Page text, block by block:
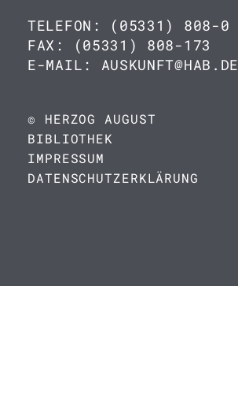
TELEFON: (05331) 808-0
FAX: (05331) 808-173
E-MAIL: AUSKUNFT@HAB.DE
© HERZOG AUGUST
BIBLIOTHEK
IMPRESSUM
DATENSCHUTZERKLÄRUNG